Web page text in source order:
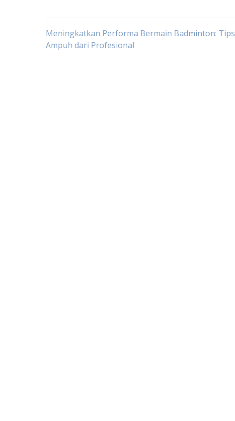
Post
Meningkatkan Performa Bermain Badminton: Tips
Ampuh dari Profesional